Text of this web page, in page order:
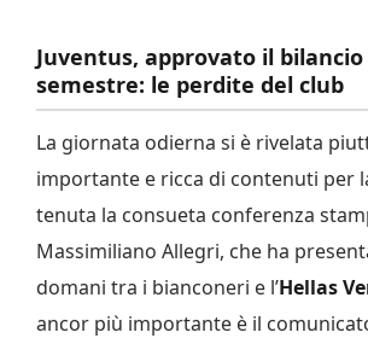
Juventus, approvato il
semestre: le perdite del club
La giornata odierna si è rivelata
importante e ricca di contenuti per
tenuta la consueta conferenza
Massimiliano Allegri, che ha
domani tra i bianconeri e l’Hellas
ancor più importante è il